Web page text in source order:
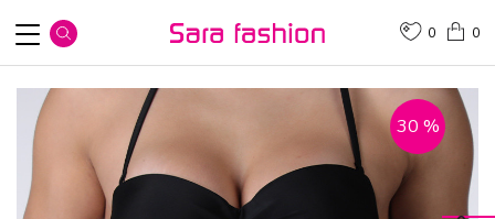
0
0
30 %